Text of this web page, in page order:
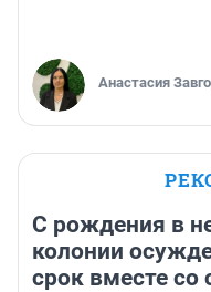
Анастасия
С рождения в
колонии
срок вместе